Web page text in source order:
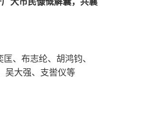
大市民慷慨解囊，共襄
、布志纶、胡鸿钧、
吴大强、支喾仪等